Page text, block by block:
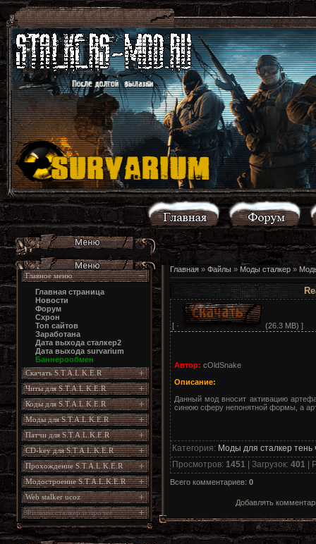
Главное меню
Главная страница
Новости
Форум
Схрон
Топ сайтов
Заработана
Дата выхода сталкер2
Дата выхода survarium
Баннерообмен
Скачать S.T.A.L.K.E.R
Читы для S.T.A.L.K.E.R
Коды для S.T.A.L.K.E.R
Моды для S.T.A.L.K.E.R
Патчи для S.T.A.L.K.E.R
CD-key для S.T.A.L.K.E.R
Прохождение S.T.A.L.K.E.R
Модостроение S.T.A.L.K.E.R
Web stalker ucoz
Фильмы сталкер и прочее
Главная» Файлы» Моды сталкер»
[ · (26.3 MB) ]
Автор: cOldSnake
Описание:
Данный мод вносит активацию
синюю сферу непонятной формы, а
Категория: Моды для сталкер тень
Просмотров: 1451 | Загрузок: 401 |
Всего комментариев: 0
Добавлять